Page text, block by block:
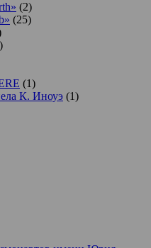
(2)
(25)
(1)
К. Иноуэ (1)